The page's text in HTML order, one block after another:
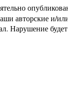
авторские и/
Нарушение